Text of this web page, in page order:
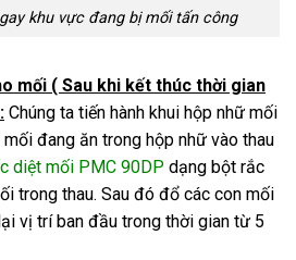
khu vực đang bị mối tấn công
mối ( Sau khi kết thúc thời gian
Chúng ta tiến hành khui hộp nhữ mối
đang ăn trong hộp nhữ vào thau
diệt mối PMC 90DP dạng bột rắc
trong thau. Sau đó đổ các con mối
vị trí ban đầu trong thời gian từ 5